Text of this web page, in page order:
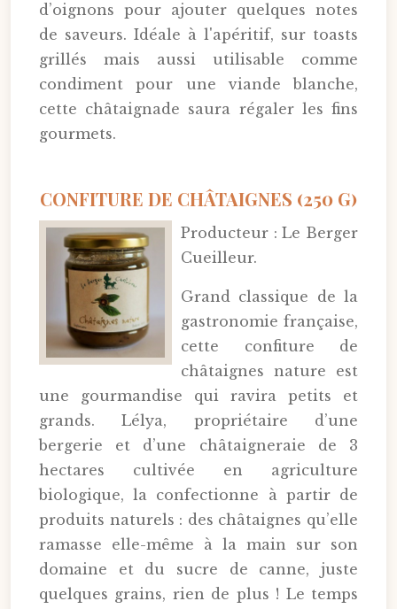
d’oignons pour ajouter quelques notes
de saveurs. Idéale à l'apéritif, sur toasts
grillés mais aussi utilisable comme
condiment pour une viande blanche,
cette châtaignade saura régaler les fins
gourmets.
CONFITURE DE CHÂTAIGNES (250 G)
Producteur : Le Berger
Cueilleur.
Grand classique de la
gastronomie française,
cette confiture de
châtaignes nature est
une gourmandise qui ravira petits et
grands. Lélya, propriétaire d’une
bergerie et d’une châtaigneraie de 3
hectares cultivée en agriculture
biologique, la confectionne à partir de
produits naturels : des châtaignes qu’elle
ramasse elle-même à la main sur son
domaine et du sucre de canne, juste
quelques grains, rien de plus ! Le temps